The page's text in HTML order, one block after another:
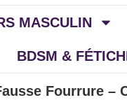
MASCULIN
BDSM &
Fourrure –